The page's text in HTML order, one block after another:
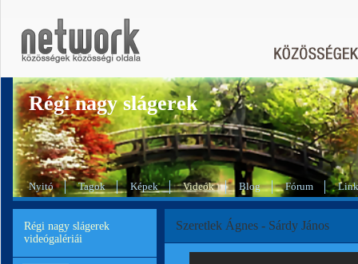
Régi nagy slágerek
Nyitó Tagok Képek Videók Blog Fórum
Régi nagy slágerek
videógalériái
Szeretlek Ágnes - Sárdy János